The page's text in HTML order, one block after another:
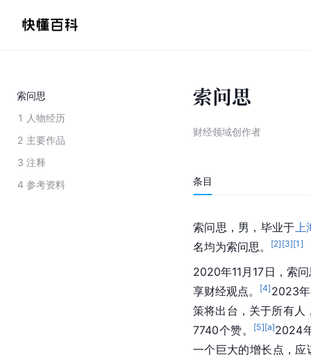
索问思
1 人物经历
2 主要作品
3 注释
4 参考资料
索问思
财经领域创作者
条目
索问思，男，毕业于
名均为索问思。
[2] [3][1 ]
2020年11月17日，索
享财经观点。
[4] 2023
策将出台，关于所有人
7740个赞。
[5][a]2024
一个巨大的增长点，